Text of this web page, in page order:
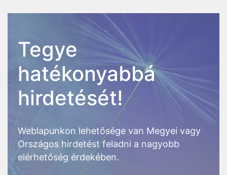
Tegye
hatékonyabbá
hirdetését!
Weblapunkon lehetősége van Megyei vagy
Országos hirdetést feladni a nagyobb
elérhetőség érdekében.